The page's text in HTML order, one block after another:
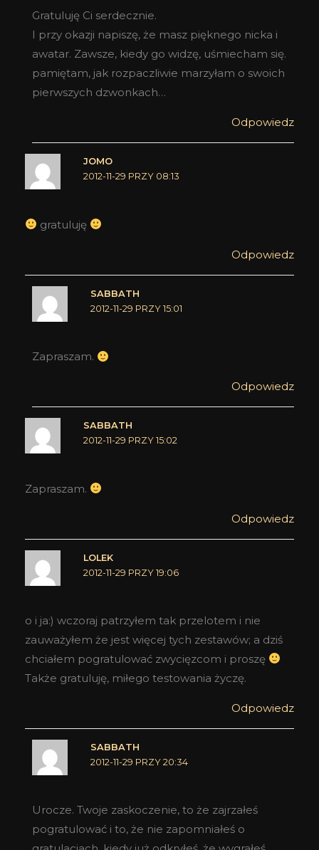
Gratuluję Ci serdecznie.
I przy okazji napiszę, że masz pięknego nicka i
awatar. Zawsze, kiedy go widzę, uśmiecham się.
pamiętam, jak rozpaczliwie marzyłam o swoich
pierwszych dzwonkach…
Odpowiedz
JOMO
2012-11-29 PRZY 08:13
gratuluję
Odpowiedz
SABBATH
2012-11-29 PRZY 15:01
Zapraszam.
Odpowiedz
SABBATH
2012-11-29 PRZY 15:02
Zapraszam.
Odpowiedz
LOLEK
2012-11-29 PRZY 19:06
o i ja:) wczoraj patrzyłem tak przelotem i nie
zauważyłem że jest więcej tych zestawów; a dziś
chciałem pogratulować zwycięzcom i proszę
Także gratuluję, miłego testowania życzę.
Odpowiedz
SABBATH
2012-11-29 PRZY 20:34
Urocze. Twoje zaskoczenie, to że zajrzałeś
pogratulować i to, że nie zapomniałeś o